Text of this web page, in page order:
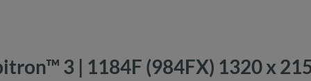
3 | 1184F (984FX) 1320 x